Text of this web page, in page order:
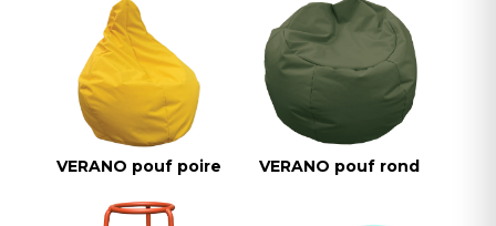
VERANO pouf poire VERANO pouf rond